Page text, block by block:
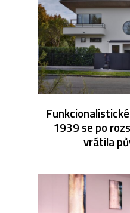
1939 se po
vrátila